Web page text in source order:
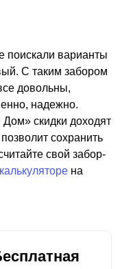
поискали варианты
С таким забором
довольны,
надежно.
скидки доходят
сохранить
свой забор-
калькуляторе на